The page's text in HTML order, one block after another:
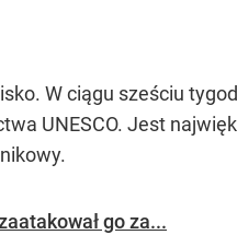
W ciągu sześciu
UNESCO. Jest
go za...